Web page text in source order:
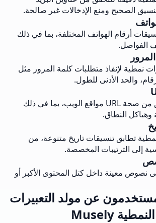
الصحيح ومنع الإدخالات غير صالحة.
أرقام الهواتف المختلفة، بما في ذلك
الفواصل.
نمطية لإنفاذ متطلبات كلمة المرور مثل
والحد الأدنى للطول.
تطوير تعبيرات للتحقق من صحة URL مواقع الويب، بما في ذلك
وهياكل النطاق.
تطابق تنسيقات تاريخ متنوعة، من
نصوص معينة داخل كتل المحتوى الأكبر أو
عن مولد التعبيرات
النمطية Musely